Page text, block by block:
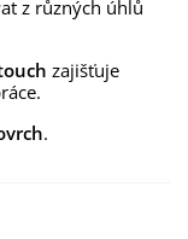
z různých úhlů
zajišťuje
.